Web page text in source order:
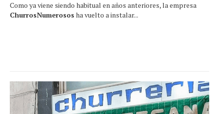
Como ya viene siendo habitual en años anteriores, la empresa
ChurrosNumerosos ha vuelto a instalar...